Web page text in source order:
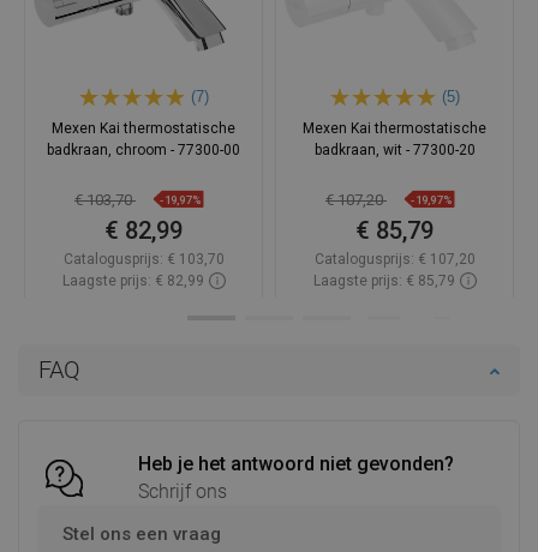
FAQ
Heb je het antwoord niet gevonden?
Schrijf ons
Stel ons een vraag
(7)
Mexen Kai thermostatische
badkraan, chroom - 77300-00
€ 103,70 -19,97%
€ 82,99
Catalogusprijs: € 103,70
Laagste prijs: € 82,99
(5)
Mexen Kai thermostatische
badkraan, wit - 77300-20
€ 107,20 -19,97%
€ 85,79
Catalogusprijs: € 107,20
Laagste prijs: € 85,79